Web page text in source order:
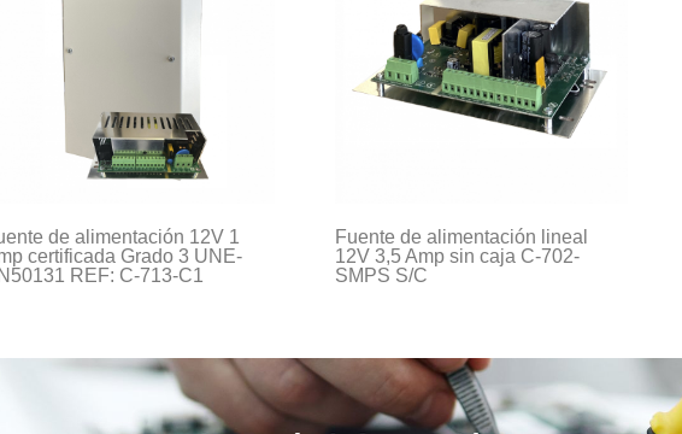
de alimentación 12V 1
certificada Grado 3 UNE-
REF: C-713-C1
Fuente de alimentación lineal
12V 3,5 Amp sin caja C-702-
SMPS S/C